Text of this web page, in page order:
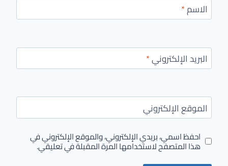
الاسم*
البريد الإلكتروني*
الموقع الإلكتروني
احفظ اسمي، بريدي الإلكتروني، والموقع الإلكتروني في
هذا المتصفح لاستخدامها المرة المقبلة في تعليقي.